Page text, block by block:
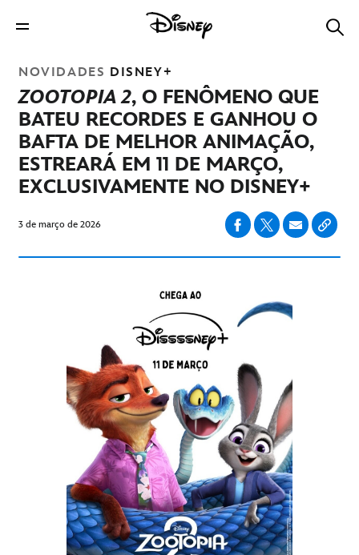
NOVIDADES DISNEY+
ZOOTOPIA 2, O FENÔMENO QUE
BATEU RECORDES E GANHOU O
BAFTA DE MELHOR ANIMAÇÃO,
ESTREARÁ EM 11 DE MARÇO,
EXCLUSIVAMENTE NO DISNEY+
3 de março de 2026